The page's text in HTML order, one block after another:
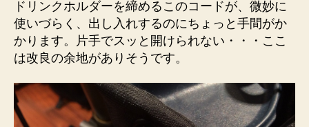
ドリンクホルダーを締めるこのコードが、微妙に
使いづらく、出し入れするのにちょっと手間がか
かります。片手でスッと開けられない・・・ここ
は改良の余地がありそうです。